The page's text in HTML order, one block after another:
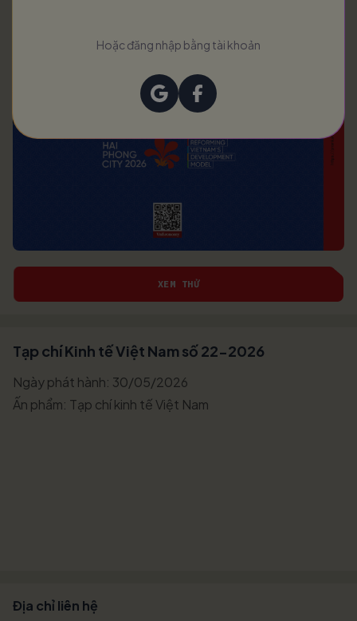
XEM THỬ
Tạp chí Kinh tế Việt Nam số 22-2026
Ngày phát hành: 30/05/2026
Ấn phẩm: Tạp chí kinh tế Việt Nam
Địa chỉ liên hệ
Hoặc đăng nhập bằng tài khoản